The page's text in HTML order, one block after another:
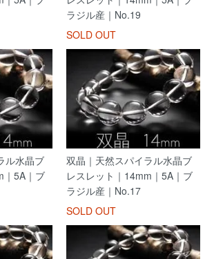
ラジル産｜No.19
SOLD OUT
ル水晶ブ
｜5A｜ブ
双晶｜天然スパイラル水晶ブ
レスレット｜14mm｜5A｜ブ
ラジル産｜No.17
SOLD OUT